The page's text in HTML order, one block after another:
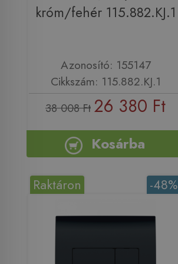
króm/fehér 115.882.KJ.1
Azonosító: 155147
Cikkszám: 115.882.KJ.1
38 008 Ft 26 380 Ft
Kosárba
-48%
Raktáron